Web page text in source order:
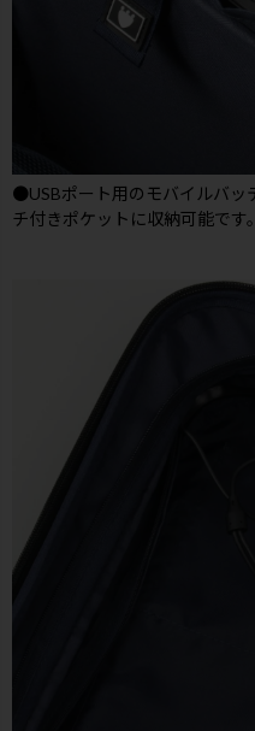
●USBポート用のモバイルバッ
チ付きポケットに収納可能です。